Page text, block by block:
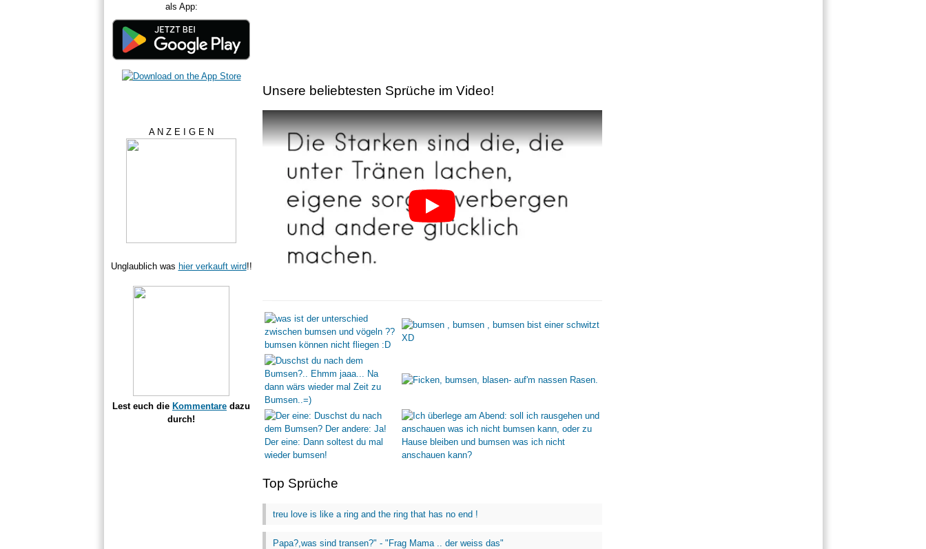
als App:
A N Z E I G E N
Unglaublich was hier verkauft wird!!
Lest euch die Kommentare dazu
durch!
Unsere beliebtesten Sprüche im Video!
Top Sprüche
treu love is like a ring and the ring that has no end !
Papa?,was sind transen?" - "Frag Mama .. der weiss das"